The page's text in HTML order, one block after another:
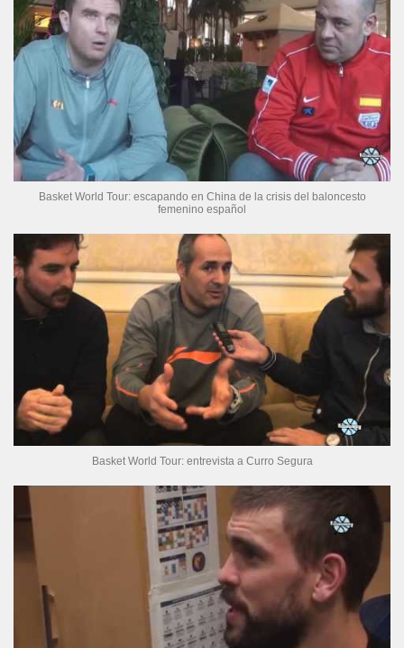
Basket World Tour: escapando en China de la crisis del baloncesto
femenino español
Basket World Tour: entrevista a Curro Segura